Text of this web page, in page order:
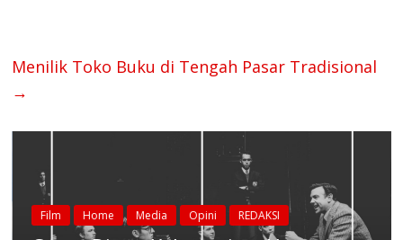
Menilik Toko Buku di Tengah Pasar Tradisional
→
Film Home Media Opini REDAKSI